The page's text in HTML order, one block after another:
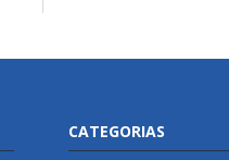
CATEGORIAS